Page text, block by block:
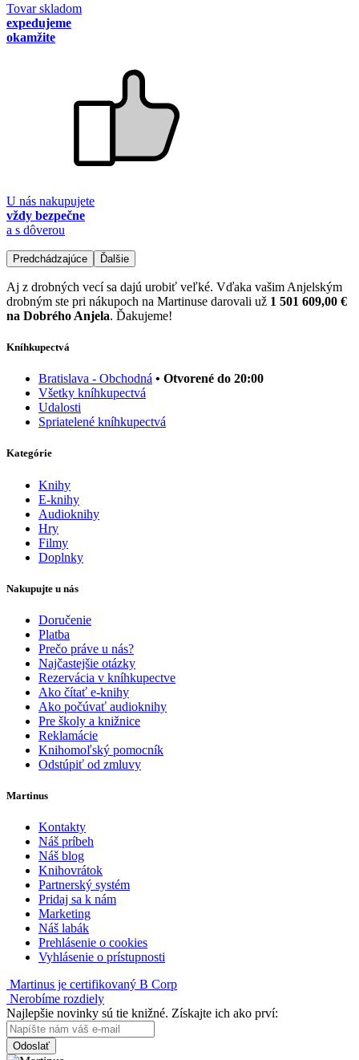
Tovar skladom
expedujeme
okamžite
U nás nakupujete
vždy bezpečne
a s dôverou
Predchádzajúce Ďalšie
Aj z drobných vecí sa dajú urobiť veľké. Vďaka vašim Anjelským
drobným ste pri nákupoch na Martinuse darovali už 1 501 609,00 €
na Dobrého Anjela. Ďakujeme!
Kníhkupectvá
Bratislava - Obchodná • Otvorené do 20:00
Všetky kníhkupectvá
Udalosti
Spriatelené kníhkupectvá
Kategórie
Knihy
E-knihy
Audioknihy
Hry
Filmy
Doplnky
Nakupujte u nás
Doručenie
Platba
Prečo práve u nás?
Najčastejšie otázky
Rezervácia v kníhkupectve
Ako čítať e-knihy
Ako počúvať audioknihy
Pre školy a knižnice
Reklamácie
Knihomoľský pomocník
Odstúpiť od zmluvy
Martinus
Kontakty
Náš príbeh
Náš blog
Knihovrátok
Partnerský systém
Pridaj sa k nám
Marketing
Náš labák
Prehlásenie o cookies
Vyhlásenie o prístupnosti
Martinus je certifikovaný B Corp
Nerobíme rozdiely
Najlepšie novinky sú tie knižné. Získajte ich ako prví:
Odoslať